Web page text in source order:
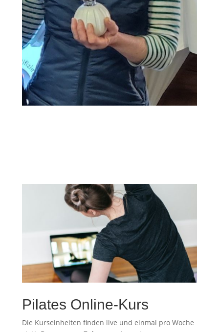
Pilates Online-Kurs
Die Kurseinheiten finden live und einmal pro Woche